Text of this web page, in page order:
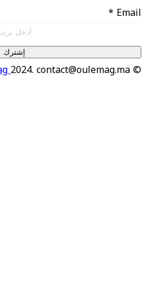
Oulemag2024.